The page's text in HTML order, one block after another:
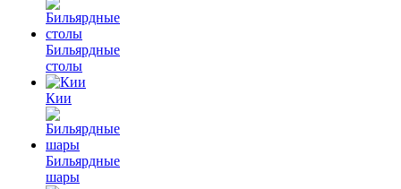
Бильярдные
столы
Кии
Бильярдные
шары